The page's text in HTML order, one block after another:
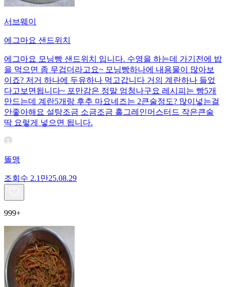
서브웨이
에그마요 샌드위치
에그마요 모닝빵 샌드위치 입니다. 수영을 하는데 가기전에 밥
을 먹으면 좀 무겁더라고요~ 모닝빵하나에 내용물이 많아보
이죠? 저거 하나에 두유하나 먹고갑니다 거의 계란하나 들었
다고보면됩니다~ 포만감은 정말 엄청나구요 레시피는 빵5개
만드는데 계란5개랑 후추 마요네즈는 2큰술정도? 많이넣는걸
안좋아해요 설탕조금 소금조금 홀그레인머스터드 작은큰술
딱 요렇게 넣으면 됩니다.
똘맹
조회수 2.1만25.08.29
999+